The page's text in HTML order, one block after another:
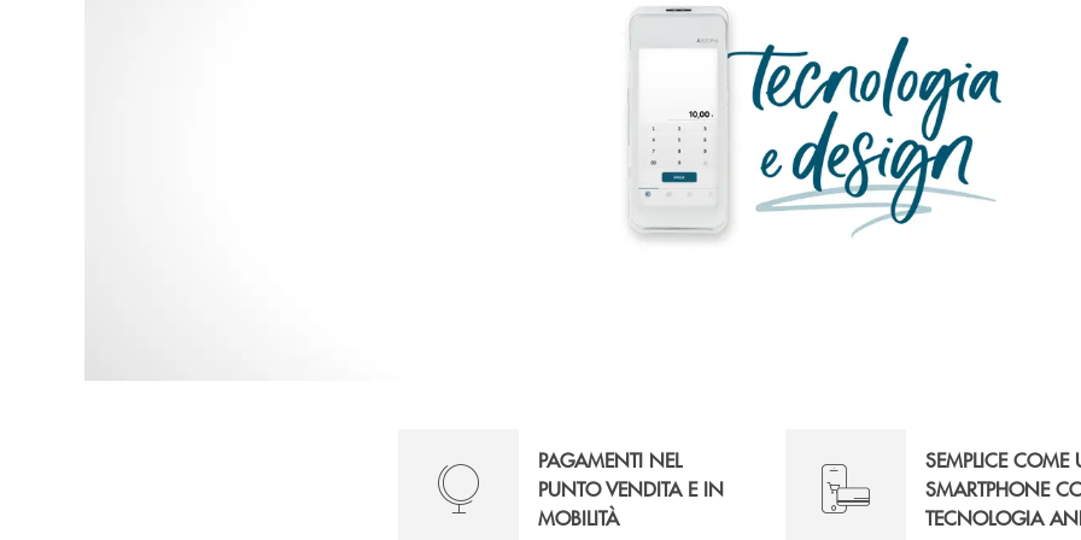
PAGAMENTI NEL
PUNTO VENDITA E IN
MOBILITÀ
SEMPLICE COME
SMARTPHONE
TECNOLOGIA